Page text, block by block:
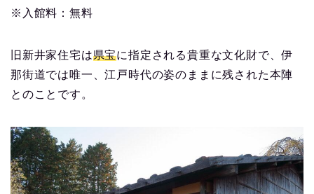
※入館料：無料
旧新井家住宅は県宝に指定される貴重な文化財で、伊
那街道では唯一、江戸時代の姿のままに残された本陣
とのことです。